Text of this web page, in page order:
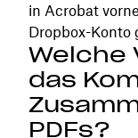
in Acrobat
Dropbox-Konto
Welche
das
PDFs?